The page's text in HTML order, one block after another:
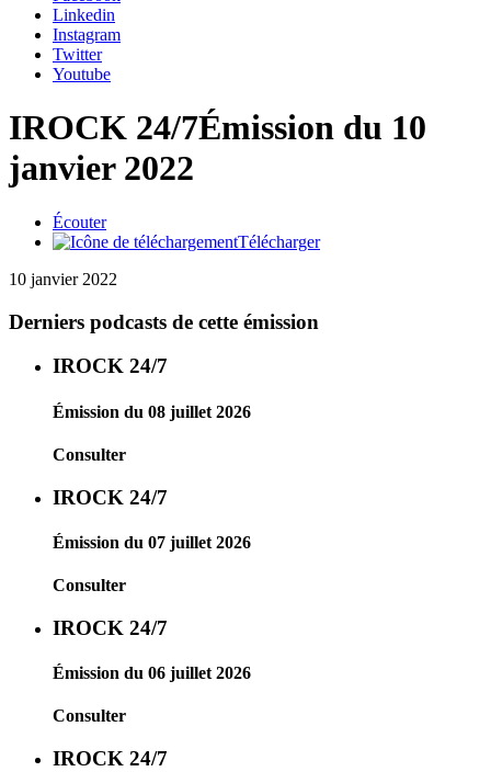
Linkedin
Instagram
Twitter
Youtube
IROCK 24/7Émission du 10
janvier 2022
Écouter
Télécharger
10 janvier 2022
Derniers podcasts de cette émission
IROCK 24/7
Émission du 08 juillet 2026
Consulter
IROCK 24/7
Émission du 07 juillet 2026
Consulter
IROCK 24/7
Émission du 06 juillet 2026
Consulter
IROCK 24/7